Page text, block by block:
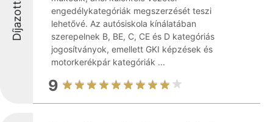
Díjazottak
engedélykategóriák megszerzését teszi
lehetővé. Az autósiskola kínálatában
szerepelnek B, BE, C, CE és D kategóriás
jogosítványok, emellett GKI képzések és
motorkerékpár kategóriák ...
9